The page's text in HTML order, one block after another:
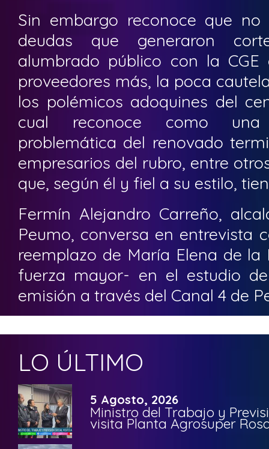
Sin embargo reconoce que
deudas que generaron
alumbrado público con la
proveedores más, la poca
los polémicos adoquines del
cual reconoce como una
problemática del renovado
empresarios del rubro, entre
que, según él y fiel a su estilo,
Fermín Alejandro Carreño,
Peumo, conversa en entrevista
reemplazo de María Elena de
fuerza mayor- en el estudio
emisión a través del Canal 4 de
LO ÚLTIMO
5 Agosto, 2026
Ministro del Trabajo y
visita Planta Agrosuper